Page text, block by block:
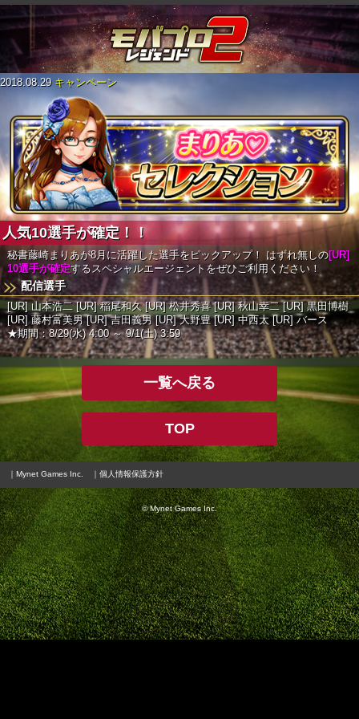
2018.08.29 キャンペーン
人気10選手が確定！！
秘書藤崎まりあが8月に活躍した選手をピックアップ！ はずれ無しの[UR]
10選手が確定するスペシャルエージェントをぜひご利用ください！
配信選手
[UR] 山本浩二[UR] 稲尾和久[UR] 松井秀喜[UR] 秋山幸二[UR] 黒田博樹
[UR] 藤村富美男[UR] 吉田義男[UR] 大野豊[UR] 中西太[UR] バース
★期間：8/29(水) 4:00 ～ 9/1(土) 3:59
一覧へ戻る
TOP
｜Mynet Games Inc. ｜個人情報保護方針
© Mynet Games Inc.